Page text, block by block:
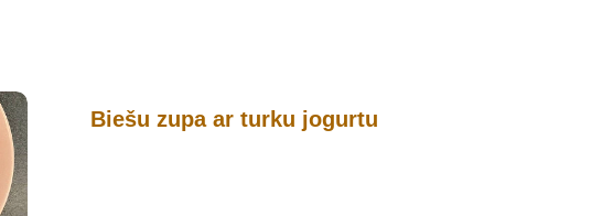
Biešu zupa ar turku jogurtu